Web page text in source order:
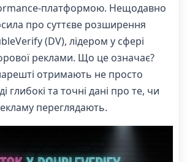
платформою. Нещодавно
про суттєве розширення
(DV), лідером у сфері
реклами. Що це означає?
отримають не просто
глибокі та точні дані про те, чи
переглядають.